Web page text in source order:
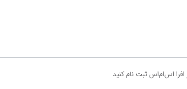
اس‌ام‌اس ثبت نام کنید